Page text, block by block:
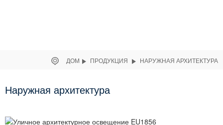
ДОМ ПРОДУКЦИЯ НАРУЖНАЯ АРХИТЕКТУРА
Наружная архитектура